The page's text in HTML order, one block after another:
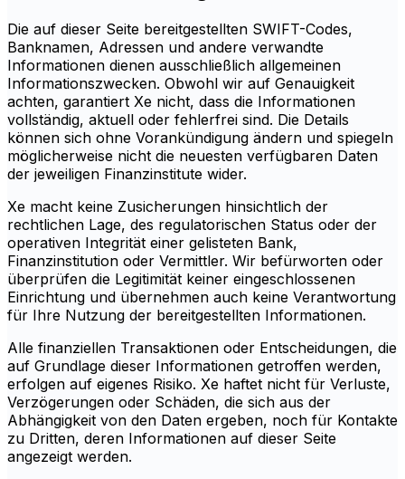
Die auf dieser Seite bereitgestellten SWIFT-Codes,
Banknamen, Adressen und andere verwandte
Informationen dienen ausschließlich allgemeinen
Informationszwecken. Obwohl wir auf Genauigkeit
achten, garantiert Xe nicht, dass die Informationen
vollständig, aktuell oder fehlerfrei sind. Die Details
können sich ohne Vorankündigung ändern und spiegeln
möglicherweise nicht die neuesten verfügbaren Daten
der jeweiligen Finanzinstitute wider.
Xe macht keine Zusicherungen hinsichtlich der
rechtlichen Lage, des regulatorischen Status oder der
operativen Integrität einer gelisteten Bank,
Finanzinstitution oder Vermittler. Wir befürworten oder
überprüfen die Legitimität keiner eingeschlossenen
Einrichtung und übernehmen auch keine Verantwortung
für Ihre Nutzung der bereitgestellten Informationen.
Alle finanziellen Transaktionen oder Entscheidungen, die
auf Grundlage dieser Informationen getroffen werden,
erfolgen auf eigenes Risiko. Xe haftet nicht für Verluste,
Verzögerungen oder Schäden, die sich aus der
Abhängigkeit von den Daten ergeben, noch für Kontakte
zu Dritten, deren Informationen auf dieser Seite
angezeigt werden.